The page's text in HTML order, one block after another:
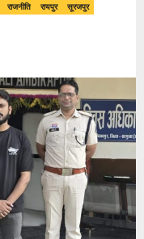
राजनीति रायपुर सूरजपुर